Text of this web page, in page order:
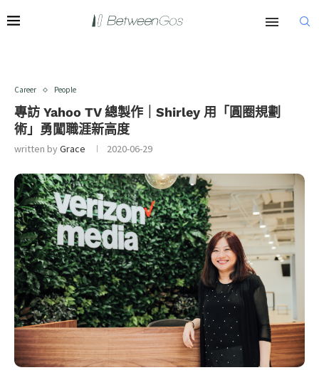
Career People
專訪 Yahoo TV 總製作｜Shirley 用「圓圈規劃
術」勇闖職涯新高度
written byGrace 2020-06-29